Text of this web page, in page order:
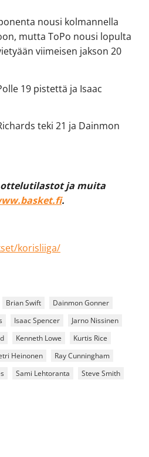
nousi kolmannella
mutta ToPo nousi lopulta
viimeisen jakson 20
19 pistettä ja Isaac
teki 21 ja Dainmon
ja muita
.
korisliiga/
Brian Swift
Dainmon Gonner
Isaac Spencer
Jarno Nissinen
Kenneth Lowe
Kurtis Rice
Heinonen
Ray Cunningham
Sami Lehtoranta
Steve Smith